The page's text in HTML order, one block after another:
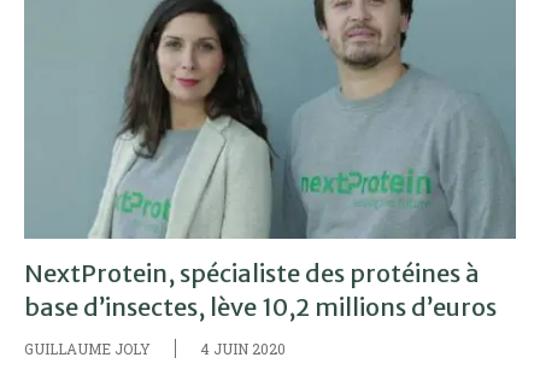
NextProtein, spécialiste des protéines à
base d’insectes, lève 10,2 millions d’euros
GUILLAUME JOLY 4 JUIN 2020